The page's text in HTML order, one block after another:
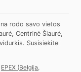
rodo savo vietos
Centrinė Šiaurė,
Susisiekite
EPEX (Belgija,